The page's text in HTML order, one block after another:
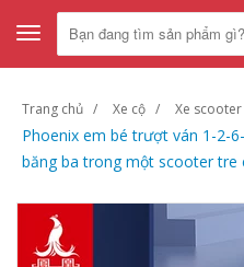
Toggle
navigation
Trang chủ Xe cộ Xe scooter
Phoenix em bé trượt ván 1-2-
băng ba trong một scooter tre